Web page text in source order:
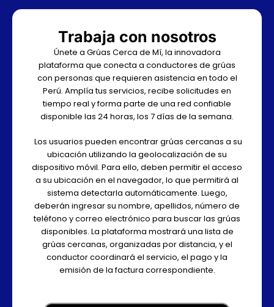
Trabaja con nosotros
Únete a Grúas Cerca de Mí, la innovadora
plataforma que conecta a conductores de grúas
con personas que requieren asistencia en todo el
Perú. Amplía tus servicios, recibe solicitudes en
tiempo real y forma parte de una red confiable
disponible las 24 horas, los 7 días de la semana.
Los usuarios pueden encontrar grúas cercanas a su
ubicación utilizando la geolocalización de su
dispositivo móvil. Para ello, deben permitir el acceso
a su ubicación en el navegador, lo que permitirá al
sistema detectarla automáticamente. Luego,
deberán ingresar su nombre, apellidos, número de
teléfono y correo electrónico para buscar las grúas
disponibles. La plataforma mostrará una lista de
grúas cercanas, organizadas por distancia, y el
conductor coordinará el servicio, el pago y la
emisión de la factura correspondiente.